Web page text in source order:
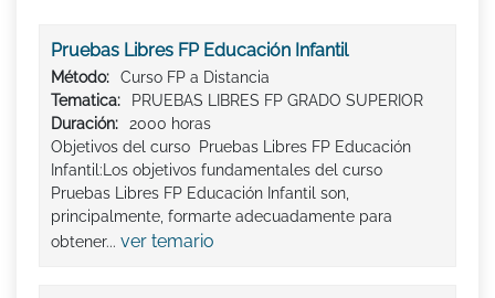
Pruebas Libres FP Educación Infantil
Método:
Curso FP a Distancia
Tematica:
PRUEBAS LIBRES FP GRADO SUPERIOR
Duración:
2000 horas
Objetivos del curso Pruebas Libres FP Educación
Infantil:Los objetivos fundamentales del curso
Pruebas Libres FP Educación Infantil son,
principalmente, formarte adecuadamente para
obtener... ver temario